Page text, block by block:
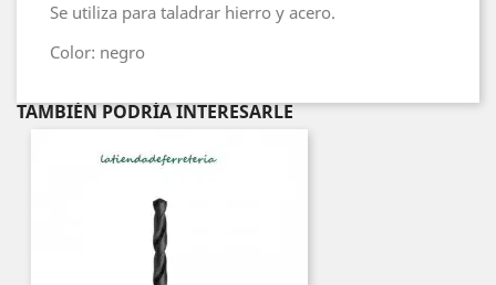
Se utiliza para taladrar hierro y acero.
Color: negro
TAMBIÉN PODRÍA INTERESARLE